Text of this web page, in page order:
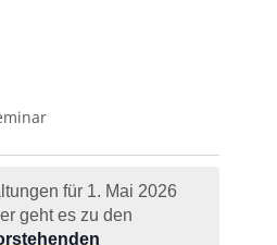
für 1. Mai 2026
geht es zu den